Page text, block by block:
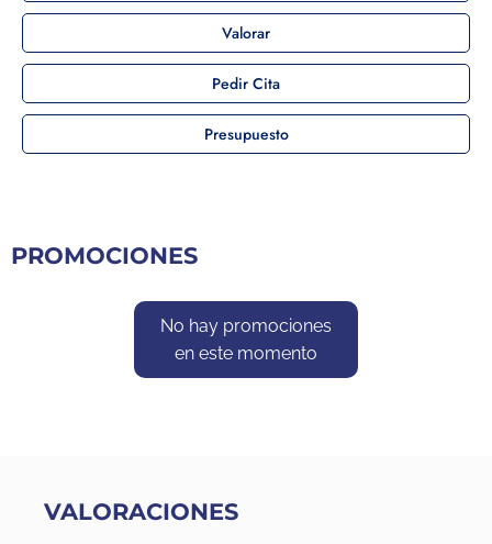
Valorar
Pedir Cita
Presupuesto
PROMOCIONES
No hay promociones
en este momento
VALORACIONES